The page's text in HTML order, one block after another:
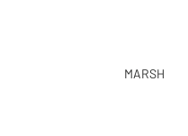
MARSH